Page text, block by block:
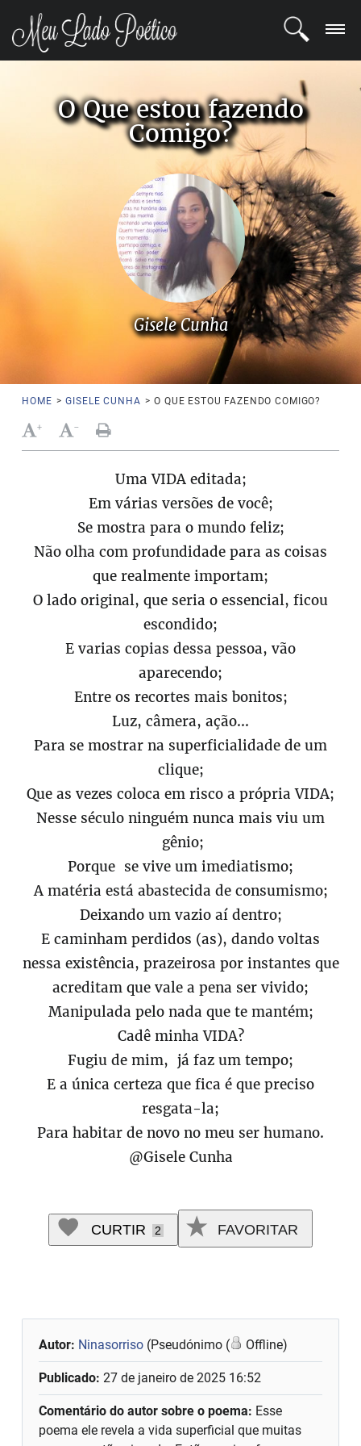
REGISTRO
O Que estou fazendo
Comigo?
Gisele Cunha
HOME > GISELE CUNHA > O QUE ESTOU FAZENDO COMIGO?
+ -
Uma VIDA editada;
Em várias versões de você;
Se mostra para o mundo feliz;
Não olha com profundidade para as coisas
que realmente importam;
O lado original, que seria o essencial, ficou
escondido;
E varias copias dessa pessoa, vão
aparecendo;
Entre os recortes mais bonitos;
Luz, câmera, ação...
Para se mostrar na superficialidade de um
clique;
Que as vezes coloca em risco a própria VIDA;
Nesse século ninguém nunca mais viu um
gênio;
Porque se vive um imediatismo;
A matéria está abastecida de consumismo;
Deixando um vazio aí dentro;
E caminham perdidos (as), dando voltas
nessa existência, prazeirosa por instantes que
acreditam que vale a pena ser vivido;
Manipulada pelo nada que te mantém;
Cadê minha VIDA?
Fugiu de mim, já faz um tempo;
E a única certeza que fica é que preciso
resgata-la;
Para habitar de novo no meu ser humano.
@Gisele Cunha
CURTIR 2 FAVORITAR
Autor: Ninasorriso (Pseudónimo ( Offline)
Publicado:27 de janeiro de 2025 16:52
Comentário do autor sobre o poema: Esse
poema ele revela a vida superficial que muitas